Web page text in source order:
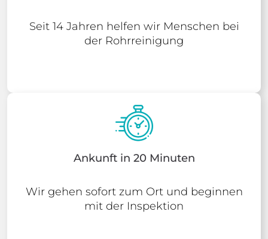
Seit 14 Jahren helfen wir Menschen bei
der Rohrreinigung
Ankunft in 20 Minuten
Wir gehen sofort zum Ort und beginnen
mit der Inspektion